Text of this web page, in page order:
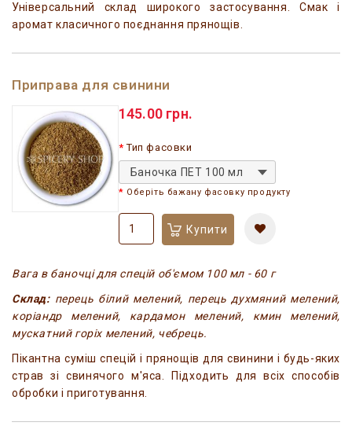
Універсальний склад широкого застосування. Смак і
аромат класичного поєднання прянощів.
Приправа для свинини
145.00 грн.
Тип фасовки
Баночка ПЕТ 100 мл
Оберіть бажану фасовку продукту
Купити
Вага в баночці для спецій об'ємом 100 мл - 60 г
Склад:перець білий мелений, перець духмяний мелений,
коріандр мелений, кардамон мелений, кмин мелений,
мускатний горіх мелений, чебрець.
Пікантна суміш спецій і прянощів для свинини і будь-яких
страв зі свинячого м'яса. Підходить для всіх способів
обробки і приготування.